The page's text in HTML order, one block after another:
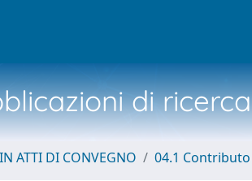
di
ATTI DI CONVEGNO 04.1